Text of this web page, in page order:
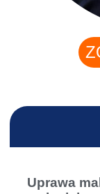
Uprawa